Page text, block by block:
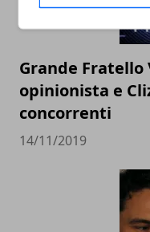
Grande Fratello
opinionista e
concorrenti
14/11/2019